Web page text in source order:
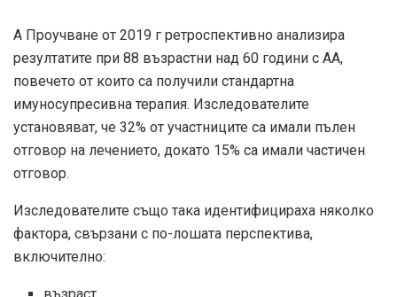
А Проучване от 2019 г ретроспективно анализира
резултатите при 88 възрастни над 60 години с АА,
повечето от които са получили стандартна
имуносупресивна терапия. Изследователите
установяват, че 32% от участниците са имали пълен
отговор на лечението, докато 15% са имали частичен
отговор.
Изследователите също така идентифицираха няколко
фактора, свързани с по-лошата перспектива,
включително:
възраст